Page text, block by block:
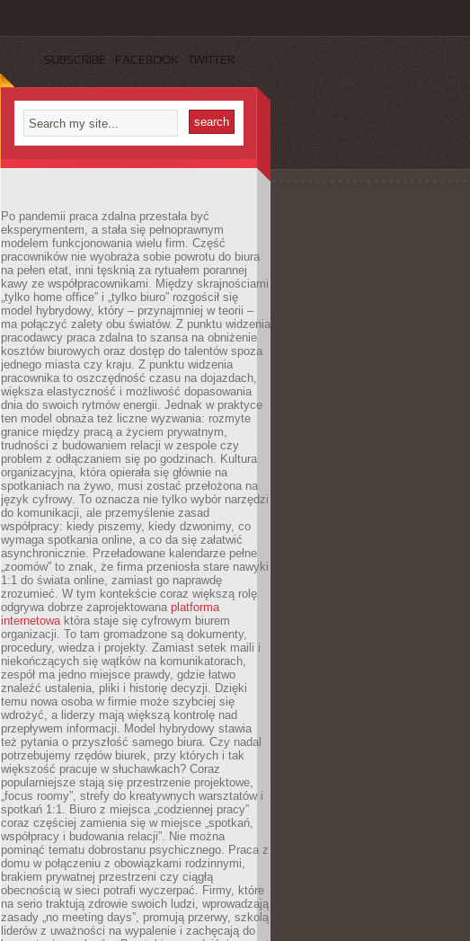
SUBSCRIBE FACEBOOK TWITTER
Po pandemii praca zdalna przestała być
eksperymentem, a stała się pełnoprawnym
modelem funkcjonowania wielu firm. Część
pracowników nie wyobraża sobie powrotu do biura
na pełen etat, inni tęsknią za rytuałem porannej
kawy ze współpracownikami. Między skrajnościami
„tylko home office” i „tylko biuro” rozgościł się
model hybrydowy, który – przynajmniej w teorii –
ma połączyć zalety obu światów. Z punktu widzenia
pracodawcy praca zdalna to szansa na obniżenie
kosztów biurowych oraz dostęp do talentów spoza
jednego miasta czy kraju. Z punktu widzenia
pracownika to oszczędność czasu na dojazdach,
większa elastyczność i możliwość dopasowania
dnia do swoich rytmów energii. Jednak w praktyce
ten model obnaża też liczne wyzwania: rozmyte
granice między pracą a życiem prywatnym,
trudności z budowaniem relacji w zespole czy
problem z odłączaniem się po godzinach. Kultura
organizacyjna, która opierała się głównie na
spotkaniach na żywo, musi zostać przełożona na
język cyfrowy. To oznacza nie tylko wybór narzędzi
do komunikacji, ale przemyślenie zasad
współpracy: kiedy piszemy, kiedy dzwonimy, co
wymaga spotkania online, a co da się załatwić
asynchronicznie. Przeładowane kalendarze pełne
„zoomów” to znak, że firma przeniosła stare nawyki
1:1 do świata online, zamiast go naprawdę
zrozumieć. W tym kontekście coraz większą rolę
odgrywa dobrze zaprojektowana platforma
internetowaktóra staje się cyfrowym biurem
organizacji. To tam gromadzone są dokumenty,
procedury, wiedza i projekty. Zamiast setek maili i
niekończących się wątków na komunikatorach,
zespół ma jedno miejsce prawdy, gdzie łatwo
znaleźć ustalenia, pliki i historię decyzji. Dzięki
temu nowa osoba w firmie może szybciej się
wdrożyć, a liderzy mają większą kontrolę nad
przepływem informacji. Model hybrydowy stawia
też pytania o przyszłość samego biura. Czy nadal
potrzebujemy rzędów biurek, przy których i tak
większość pracuje w słuchawkach? Coraz
popularniejsze stają się przestrzenie projektowe,
„focus roomy”, strefy do kreatywnych warsztatów i
spotkań 1:1. Biuro z miejsca „codziennej pracy”
coraz częściej zamienia się w miejsce „spotkań,
współpracy i budowania relacji”. Nie można
pominąć tematu dobrostanu psychicznego. Praca z
domu w połączeniu z obowiązkami rodzinnymi,
brakiem prywatnej przestrzeni czy ciągłą
obecnością w sieci potrafi wyczerpać. Firmy, które
na serio traktują zdrowie swoich ludzi, wprowadzają
zasady „no meeting days”, promują przerwy, szkolą
liderów z uważności na wypalenie i zachęcają do